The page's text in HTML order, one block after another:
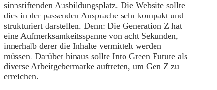
sinnstiftenden Ausbildungsplatz. Die Website sollte
dies in der passenden Ansprache sehr kompakt und
strukturiert darstellen. Denn: Die Generation Z hat
eine Aufmerksamkeitsspanne von acht Sekunden,
innerhalb derer die Inhalte vermittelt werden
müssen. Darüber hinaus sollte Into Green Future als
diverse Arbeitgebermarke auftreten, um Gen Z zu
erreichen.